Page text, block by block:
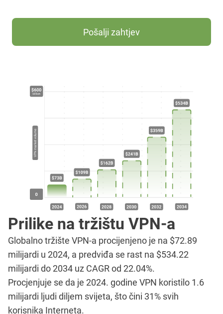
Pošalji zahtjev
Prilike na tržištu VPN-a
Globalno tržište VPN-a procijenjeno je na $72.89
milijardi u 2024, a predviđa se rast na $534.22
milijardi do 2034 uz CAGR od 22.04%.
Procjenjuje se da je 2024. godine VPN koristilo 1.6
milijardi ljudi diljem svijeta, što čini 31% svih
korisnika Interneta.